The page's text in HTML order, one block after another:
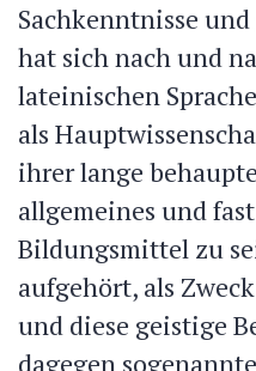
Sachkenntnisse
hat sich nach und
lateinischen
als
ihrer lange
allgemeines und
Bildungsmittel zu
aufgehört, als
und diese geistige
dagegen